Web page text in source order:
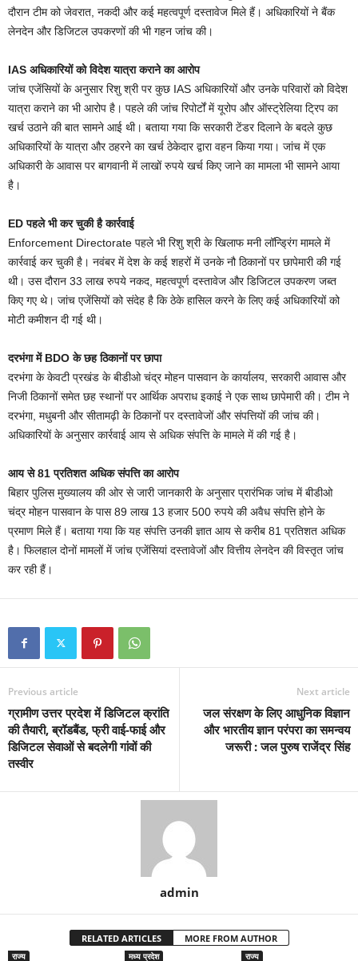
दौरान टीम को जेवरात, नकदी और कई महत्वपूर्ण दस्तावेज मिले हैं। अधिकारियों ने बैंक
लेनदेन और डिजिटल उपकरणों की भी गहन जांच की।
IAS अधिकारियों को विदेश यात्रा कराने का आरोप
जांच एजेंसियों के अनुसार रिशु श्री पर कुछ IAS अधिकारियों और उनके परिवारों को विदेश
यात्रा कराने का भी आरोप है। पहले की जांच रिपोर्टों में यूरोप और ऑस्ट्रेलिया ट्रिप का
खर्च उठाने की बात सामने आई थी। बताया गया कि सरकारी टेंडर दिलाने के बदले कुछ
अधिकारियों के यात्रा और ठहरने का खर्च ठेकेदार द्वारा वहन किया गया। जांच में एक
अधिकारी के आवास पर बागवानी में लाखों रुपये खर्च किए जाने का मामला भी सामने आया
है।
ED पहले भी कर चुकी है कार्रवाई
Enforcement Directorate पहले भी रिशु श्री के खिलाफ मनी लॉन्ड्रिंग मामले में
कार्रवाई कर चुकी है। नवंबर में देश के कई शहरों में उनके नौ ठिकानों पर छापेमारी की गई
थी। उस दौरान 33 लाख रुपये नकद, महत्वपूर्ण दस्तावेज और डिजिटल उपकरण जब्त
किए गए थे। जांच एजेंसियों को संदेह है कि ठेके हासिल करने के लिए कई अधिकारियों को
मोटी कमीशन दी गई थी।
दरभंगा में BDO के छह ठिकानों पर छापा
दरभंगा के केवटी प्रखंड के बीडीओ चंद्र मोहन पासवान के कार्यालय, सरकारी आवास और
निजी ठिकानों समेत छह स्थानों पर आर्थिक अपराध इकाई ने एक साथ छापेमारी की। टीम ने
दरभंगा, मधुबनी और सीतामढ़ी के ठिकानों पर दस्तावेजों और संपत्तियों की जांच की।
अधिकारियों के अनुसार कार्रवाई आय से अधिक संपत्ति के मामले में की गई है।
आय से 81 प्रतिशत अधिक संपत्ति का आरोप
बिहार पुलिस मुख्यालय की ओर से जारी जानकारी के अनुसार प्रारंभिक जांच में बीडीओ
चंद्र मोहन पासवान के पास 89 लाख 13 हजार 500 रुपये की अवैध संपत्ति होने के
प्रमाण मिले हैं। बताया गया कि यह संपत्ति उनकी ज्ञात आय से करीब 81 प्रतिशत अधिक
है। फिलहाल दोनों मामलों में जांच एजेंसियां दस्तावेजों और वित्तीय लेनदेन की विस्तृत जांच
कर रही हैं।
Previous article
ग्रामीण उत्तर प्रदेश में डिजिटल क्रांति
की तैयारी, ब्रॉडबैंड, फ्री वाई-फाई और
डिजिटल सेवाओं से बदलेगी गांवों की
तस्वीर
Next article
जल संरक्षण के लिए आधुनिक विज्ञान
और भारतीय ज्ञान परंपरा का समन्वय
जरूरी : जल पुरुष राजेंद्र सिंह
admin
RELATED ARTICLES MORE FROM AUTHOR
राज्य मध्य प्रदेश राज्य